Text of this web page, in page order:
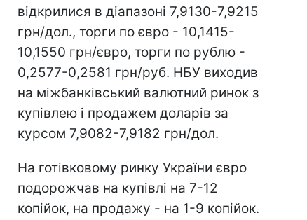
відкрилися в діапазоні 7,9130-7,9215
грн/дол., торги по євро - 10,1415-
10,1550 грн/євро, торги по рублю -
0,2577-0,2581 грн/руб. НБУ виходив
на міжбанківський валютний ринок з
купівлею і продажем доларів за
курсом 7,9082-7,9182 грн/дол.
На готівковому ринку України євро
подорожчав на купівлі на 7-12
копійок, на продажу - на 1-9 копійок.